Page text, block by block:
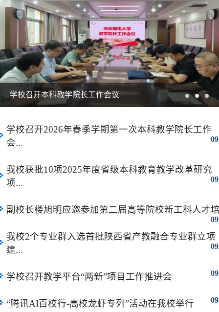
学校召开本科教学院长工作会议
学校召开2026年春季学期第一次本科教学院长工作
会...
09
我校获批10项2025年度省级本科教育教学改革研究
项...
09
副校长楼旭明应邀参加第二届高等院校新工科人才
09
我校2个专业群入选首批陕西省产教融合专业群立项
建...
09
学校召开教学平台“两新”项目工作推进会 09
“腾讯AI百校行-高校龙虾专列”活动在我校举行 09